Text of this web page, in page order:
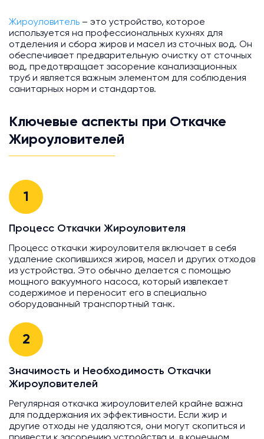
Жироуловитель – это устройство, которое
используется на профессиональных кухнях для
отделения и сбора жиров и масел из сточных вод. Он
обеспечивает предварительную очистку от сточных
вод, предотвращает засорение канализационных
труб и является важным элементом для соблюдения
санитарных норм и стандартов.
Ключевые аспекты при Откачке
Жироуловителей
1
Процесс Откачки Жироуловителя
Процесс откачки жироуловителя включает в себя
удаление скопившихся жиров, масел и других отходов
из устройства. Это обычно делается с помощью
мощного вакуумного насоса, который извлекает
содержимое и переносит его в специально
оборудованный транспортный танк.
2
Значимость и Необходимость Откачки
Жироуловителей
Регулярная откачка жироуловителей крайне важна
для поддержания их эффективности. Если жир и
другие отходы не удаляются, они могут скопиться и